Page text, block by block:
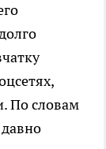
По словам